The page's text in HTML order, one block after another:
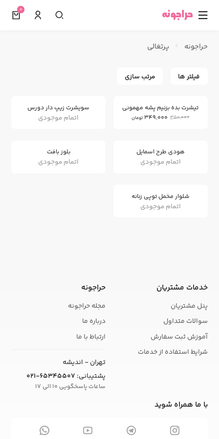
☰
0
حراجونه پرتغالی
فیلتر ها مرتب سازی
تیشرت بده بزنیم پشه مهمونی
350,000
349,000 تومان
سویشرت زیپ دار دورس
اتمام موجودی
هودی طرح اسمایل
اتمام موجودی
بلوز بافت
اتمام موجودی
شلوار مخمل توپی زنانه
اتمام موجودی
خدمات مشتریان
پنل مشتریان
سوالات متداول
آموزش ثبت سفارش
شرایط استفاده از خدمات
حراجونه
مجله حراجونه
درباره ما
ارتباط با ما
تهران - اندیشه
پشتیبانی: 021-65345507
ساعات پاسخگویی 10 الی 17
با ما همراه شوید